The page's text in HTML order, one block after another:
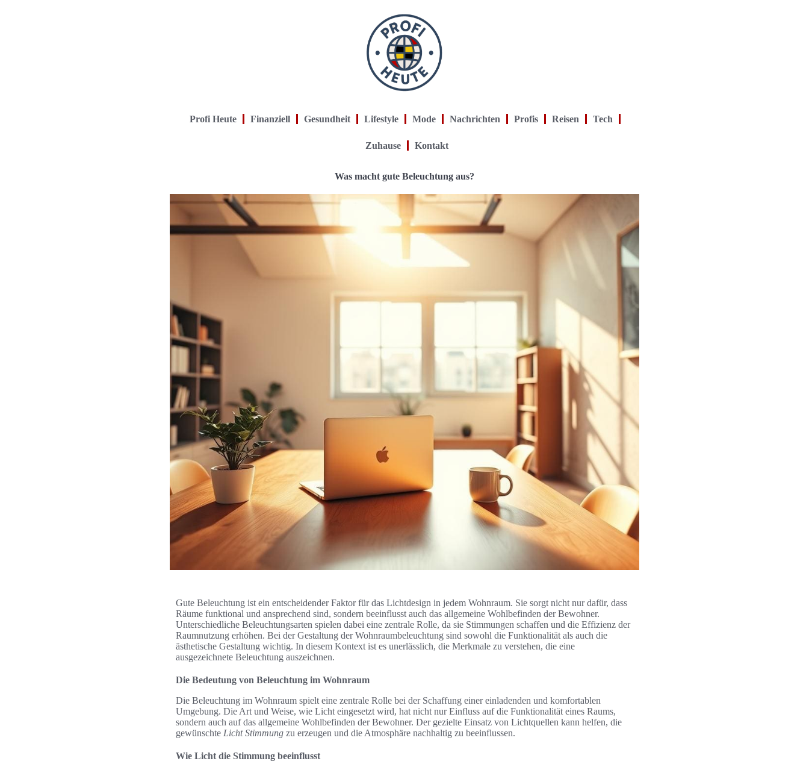
Profi Heute Finanziell Gesundheit Lifestyle Mode Nachrichten Profis Reisen Tech
Zuhause Kontakt
Was macht gute Beleuchtung aus?
Gute Beleuchtung ist ein entscheidender Faktor für das Lichtdesign in jedem Wohnraum. Sie sorgt nicht nur dafür, dass
Räume funktional und ansprechend sind, sondern beeinflusst auch das allgemeine Wohlbefinden der Bewohner.
Unterschiedliche Beleuchtungsarten spielen dabei eine zentrale Rolle, da sie Stimmungen schaffen und die Effizienz der
Raumnutzung erhöhen. Bei der Gestaltung der Wohnraumbeleuchtung sind sowohl die Funktionalität als auch die
ästhetische Gestaltung wichtig. In diesem Kontext ist es unerlässlich, die Merkmale zu verstehen, die eine
ausgezeichnete Beleuchtung auszeichnen.
Die Bedeutung von Beleuchtung im Wohnraum
Die Beleuchtung im Wohnraum spielt eine zentrale Rolle bei der Schaffung einer einladenden und komfortablen
Umgebung. Die Art und Weise, wie Licht eingesetzt wird, hat nicht nur Einfluss auf die Funktionalität eines Raums,
sondern auch auf das allgemeine Wohlbefinden der Bewohner. Der gezielte Einsatz von Lichtquellen kann helfen, die
gewünschte Licht Stimmung zu erzeugen und die Atmosphäre nachhaltig zu beeinflussen.
Wie Licht die Stimmung beeinflusst